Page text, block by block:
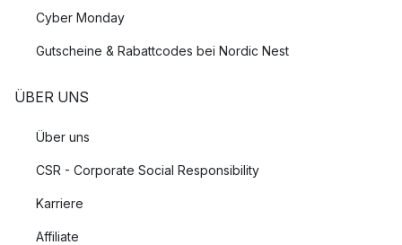
Cyber Monday
Gutscheine & Rabattcodes bei Nordic Nest
ÜBER UNS
Über uns
CSR - Corporate Social Responsibility
Karriere
Affiliate